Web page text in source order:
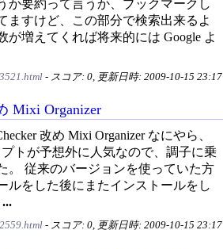
か要約って言うか、ブックマークし
ますけど、この部分で検索出来るよ
が増えてくれば将来的には Google よ
- スコア: 0, 更新日時: 2009-10-15 23:17
Mixi Organizer
改め Mixi Organizer なにやら、
プトが予想外に人気なので、調子に乗
。 従来のバージョンを使っていた方
ルをした後にまたインストールをし
...
- スコア: 0, 更新日時: 2009-10-15 23:17